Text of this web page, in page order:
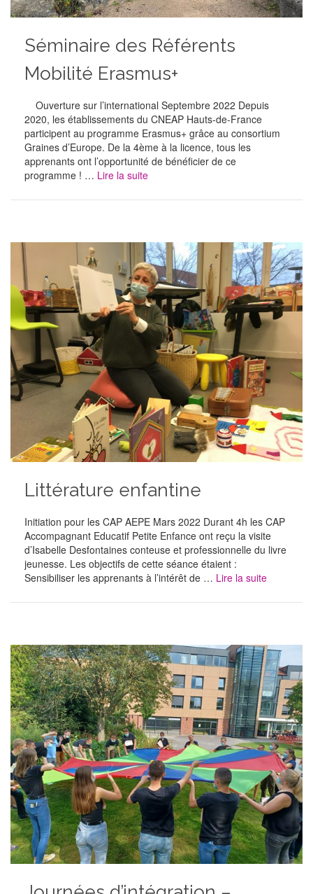
Séminaire des Référents
Mobilité Erasmus+
Ouverture sur l’international Septembre 2022 Depuis
2020, les établissements du CNEAP Hauts-de-France
participent au programme Erasmus+ grâce au consortium
Graines d’Europe. De la 4ème à la licence, tous les
apprenants ont l’opportunité de bénéficier de ce
programme ! … Lire la suite
Littérature enfantine
Initiation pour les CAP AEPE Mars 2022 Durant 4h les CAP
Accompagnant Educatif Petite Enfance ont reçu la visite
d’Isabelle Desfontaines conteuse et professionnelle du livre
jeunesse. Les objectifs de cette séance étaient :
Sensibiliser les apprenants à l’intérêt de … Lire la suite